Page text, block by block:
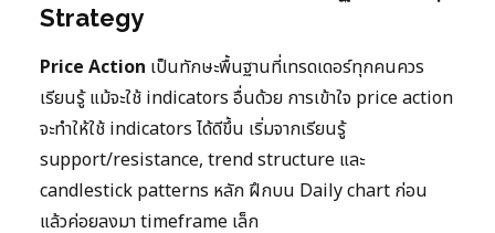
Strategy
Price Action เป็นทักษะพื้นฐานที่เทรดเดอร์ทุกคนควร
เรียนรู้ แม้จะใช้ indicators อื่นด้วย การเข้าใจ price action
จะทำให้ใช้ indicators ได้ดีขึ้น เริ่มจากเรียนรู้
support/resistance, trend structure และ
candlestick patterns หลัก ฝึกบน Daily chart ก่อน
แล้วค่อยลงมา timeframe เล็ก